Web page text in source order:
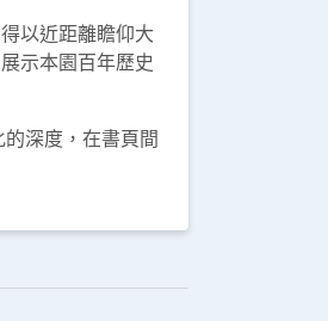
以近距離瞻仰大
示本園百年歷史
深度，在書頁間